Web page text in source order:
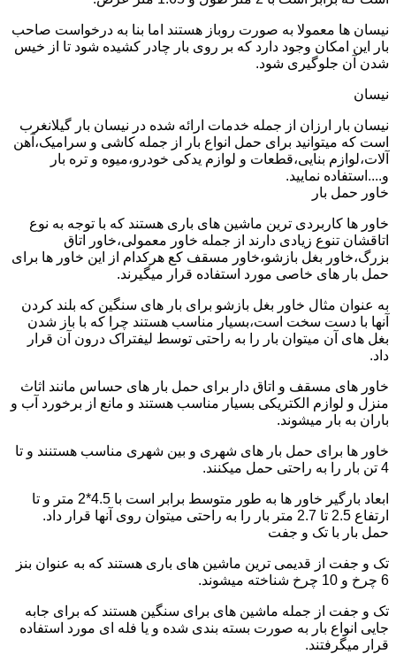
نیسان ها معمولا به صورت روباز هستند اما بنا به درخواست صاحب
بار این امکان وجود دارد که بر روی بار چادر کشیده شود تا از خیس
شدن آن جلوگیری شود.
نیسان
نیسان بار ارزان از جمله خدمات ارائه شده در نیسان بار گیلانغرب
است که میتوانید برای حمل انواع بار از جمله کاشی و سرامیک،آهن
آلات،لوازم بنایی،قطعات و لوازم یدکی خودرو،میوه و تره بار
و....استفاده نمایید.
خاور حمل بار
خاور ها کاربردی ترین ماشین های باری هستند که با توجه به نوع
اتاقشان تنوع زیادی دارند از جمله خاور معمولی،خاور اتاق
بزرگ،خاور بغل بازشو،خاور مسقف کع هرکدام از این خاور ها برای
حمل بار های خاصی مورد استفاده قرار میگیرند.
به عنوان مثال خاور بغل بازشو برای بار های سنگین که بلند کردن
آنها با دست سخت است،بسیار مناسب هستند چرا که با باز شدن
بغل های آن میتوان بار را به راحتی توسط لیفتراک درون آن قرار
داد.
خاور های مسقف و اتاق دار برای حمل بار های حساس مانند اثاث
منزل و لوازم الکتریکی بسیار مناسب هستند و مانع از برخورد آب و
باران به بار میشوند.
خاور ها برای حمل بار های شهری و بین شهری مناسب هستنند و تا
4 تن بار را به راحتی حمل میکنند.
ابعاد بارگیر خاور ها به طور متوسط برابر است با 4.5*2 متر و تا
ارتفاع 2.5 تا 2.7 متر بار را به راحتی میتوان روی آنها قرار داد.
حمل بار با تک و جفت
تک و جفت از قدیمی ترین ماشین های باری هستند که به عنوان بنز
6 چرخ و 10 چرخ شناخته میشوند.
تک و جفت از جمله ماشین های برای سنگین هستند که برای جابه
جایی انواع بار به صورت بسته بندی شده و یا فله ای مورد استفاده
قرار میگرفتند.